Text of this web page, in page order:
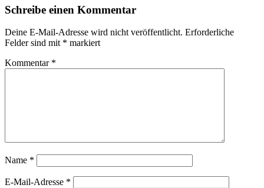
Schreibe einen Kommentar
Deine E-Mail-Adresse wird nicht veröffentlicht. Erforderliche
Felder sind mit * markiert
Kommentar *
Name *
E-Mail-Adresse *